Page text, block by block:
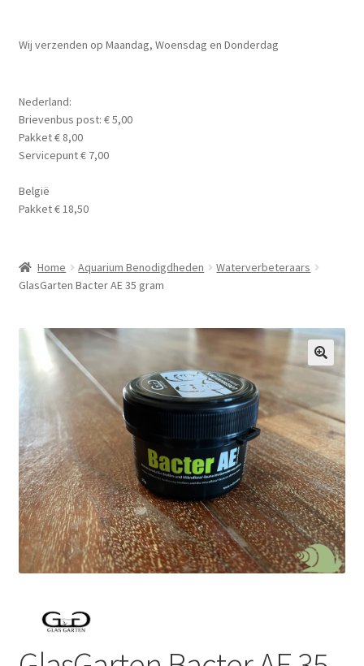
Voer
Contact Formulier
Wij verzenden op Maandag, Woensdag en Donderdag
Nederland:
Brievenbus post: € 5,00
Pakket € 8,00
Servicepunt € 7,00
België
Pakket € 18,50
Home Aquarium Benodigdheden
Waterverbeteraars
GlasGarten Bacter AE 35 gram